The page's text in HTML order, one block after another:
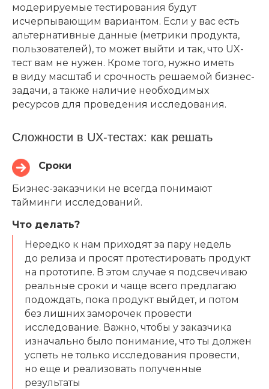
модерируемые тестирования будут
исчерпывающим вариантом. Если у вас есть
альтернативные данные (метрики продукта,
пользователей), то может выйти и так, что UX-
тест вам не нужен. Кроме того, нужно иметь
в виду масштаб и срочность решаемой бизнес-
задачи, а также наличие необходимых
ресурсов для проведения исследования.
Сложности в UX-тестах: как решать
Сроки
Бизнес-заказчики не всегда понимают
тайминги исследований.
Что делать?
Нередко к нам приходят за пару недель
до релиза и просят протестировать продукт
на прототипе. В этом случае я подсвечиваю
реальные сроки и чаще всего предлагаю
подождать, пока продукт выйдет, и потом
без лишних заморочек провести
исследование. Важно, чтобы у заказчика
изначально было понимание, что ты должен
успеть не только исследования провести,
но еще и реализовать полученные
результаты